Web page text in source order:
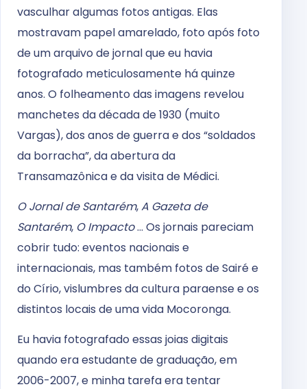
vasculhar algumas fotos antigas. Elas
mostravam papel amarelado, foto após foto
de um arquivo de jornal que eu havia
fotografado meticulosamente há quinze
anos. O folheamento das imagens revelou
manchetes da década de 1930 (muito
Vargas), dos anos de guerra e dos “soldados
da borracha”, da abertura da
Transamazônica e da visita de Médici.
O Jornal de Santarém,A Gazeta de
Santarém, O Impacto... Os jornais pareciam
cobrir tudo: eventos nacionais e
internacionais, mas também fotos de Sairé e
do Círio, vislumbres da cultura paraense e os
distintos locais de uma vida Mocoronga.
Eu havia fotografado essas joias digitais
quando era estudante de graduação, em
2006-2007, e minha tarefa era tentar